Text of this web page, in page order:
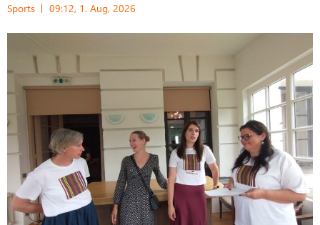
Sports 09:12, 1. Aug, 2026